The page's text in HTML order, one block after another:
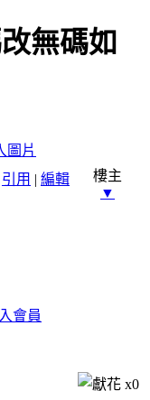
無碼如
圖片
引用 | 編輯
樓主
▼
會員
x0